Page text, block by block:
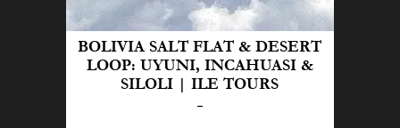
BOLIVIA SALT FLAT & DESERT
LOOP: UYUNI, INCAHUASI &
SILOLI | ILE TOURS
-